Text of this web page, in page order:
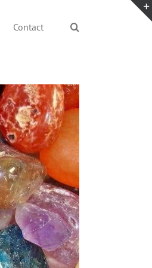
Contact